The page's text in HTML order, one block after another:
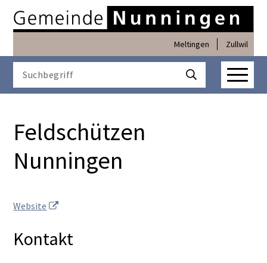
Navigieren in
Schnellnavigation
Meltingen Zullwil
Suche starten
Feldschützen
Nunningen
Website
Kontakt